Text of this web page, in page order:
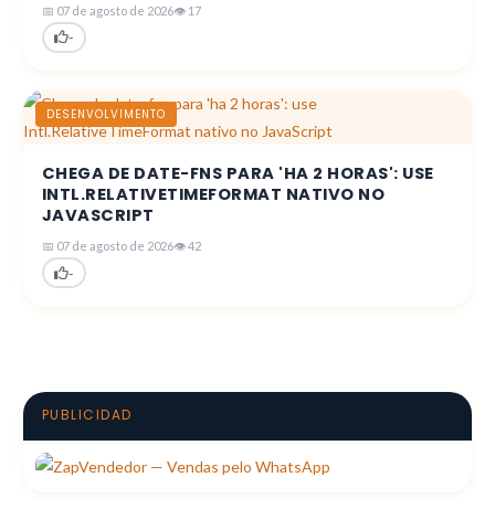
📅 07 de agosto de 2026👁 17
-
DESENVOLVIMENTO
CHEGA DE DATE-FNS PARA 'HA 2 HORAS': USE
INTL.RELATIVETIMEFORMAT NATIVO NO
JAVASCRIPT
📅 07 de agosto de 2026👁 42
-
PUBLICIDAD